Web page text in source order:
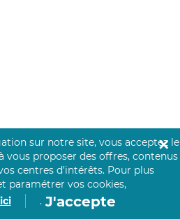
sur notre site, vous acceptez le
vous proposer des offres, contenus
centres d’intérêts. Pour plus
paramétrer vos cookies,
. J'accepte
✕